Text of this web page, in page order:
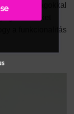
anyagokkal
tereket
a funkcionalitás